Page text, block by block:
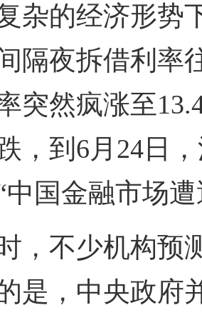
杂的经济形势
隔夜拆借利率
突然疯涨至
，到6月24日
中国金融市场
，不少机构预
是，中央政府